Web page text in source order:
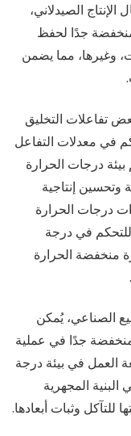
الصيدلاني،
جدًا لحفظ
وغيرها، مما يضمن
تفاعلات التخليق
في معدلات التفاعل
بيئة درجات الحرارة
وتحسين إنتاجية
درجات الحرارة
للتحكم في درجة
منخفضة الحرارة
الصناعي، يُمكن
جدًا في عملية
العمل في بيئة درجة
في البنية المجهرية
للتآكل وثبات أبعادها.